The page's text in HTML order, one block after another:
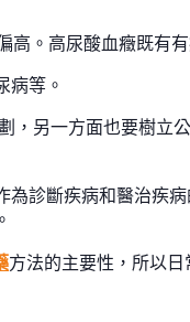
高。高尿酸血癥既有
病等。
，另一方面也要樹
診斷疾病和醫治疾
方法的主要性，所以